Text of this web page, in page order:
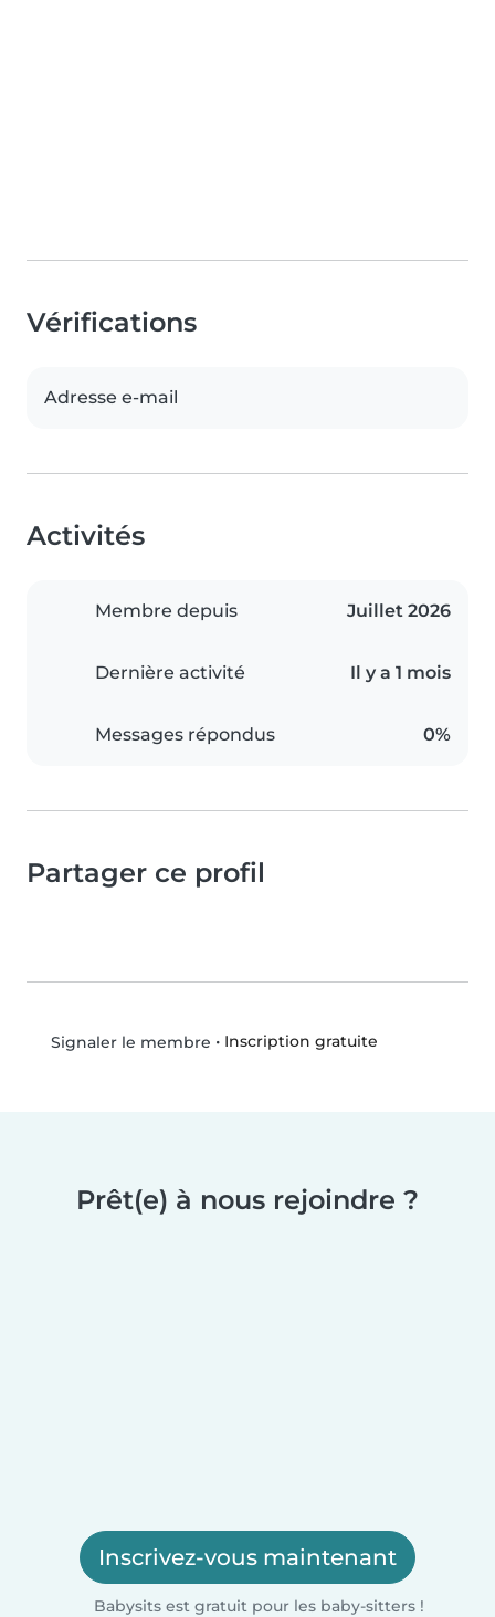
Vérifications
Adresse e-mail
Activités
Membre depuis Juillet 2026
Dernière activité Il y a 1 mois
Messages répondus 0%
Partager ce profil
Signaler le membre • Inscription gratuite
Prêt(e) à nous rejoindre ?
Inscrivez-vous maintenant
Babysits est gratuit pour les baby-sitters !